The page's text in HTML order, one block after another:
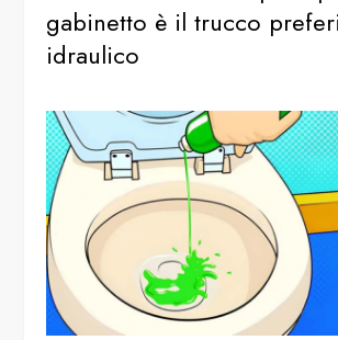
gabinetto è il trucco
idraulico